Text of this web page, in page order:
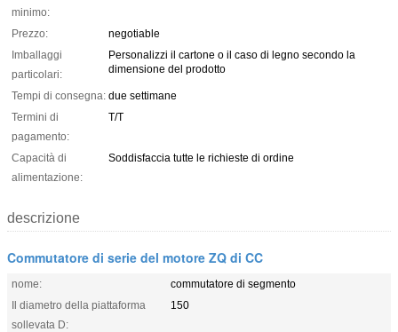
minimo:
Prezzo:
negotiable
Imballaggi
particolari:
Personalizzi il cartone o il caso di legno secondo la
dimensione del prodotto
Tempi di consegna: due settimane
Termini di
pagamento:
T/T
Capacità di
alimentazione:
Soddisfaccia tutte le richieste di ordine
descrizione
Commutatore di serie del motore ZQ di CC
nome:
commutatore di segmento
Il diametro della piattaforma
sollevata D:
150